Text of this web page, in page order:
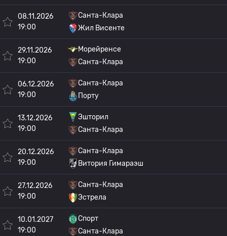
08.11.2026
19:00
Санта-Клара
Жил Висенте
29.11.2026
19:00
Морейренсе
Санта-Клара
06.12.2026
19:00
Санта-Клара
Порту
13.12.2026
19:00
Эшторил
Санта-Клара
20.12.2026
19:00
Санта-Клара
Витория Гимараэш
27.12.2026
19:00
Санта-Клара
Эстрела
10.01.2027
19:00
Спорт
Санта-Клара